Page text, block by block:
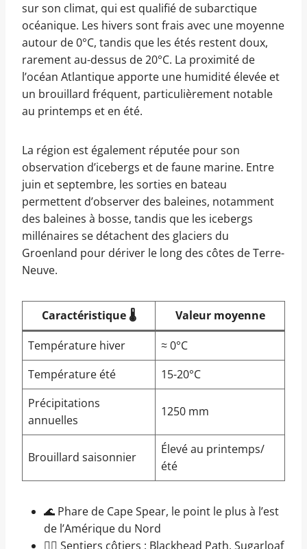
sur son climat, qui est qualifié de subarctique
océanique. Les hivers sont frais avec une moyenne
autour de 0°C, tandis que les étés restent doux,
rarement au-dessus de 20°C. La proximité de
l’océan Atlantique apporte une humidité élevée et
un brouillard fréquent, particulièrement notable
au printemps et en été.
La région est également réputée pour son
observation d’icebergs et de faune marine. Entre
juin et septembre, les sorties en bateau
permettent d’observer des baleines, notamment
des baleines à bosse, tandis que les icebergs
millénaires se détachent des glaciers du
Groenland pour dériver le long des côtes de Terre-
Neuve.
Caractéristique 🌡️
Valeur moyenne
Température hiver
≈ 0°C
Température été
15-20°C
Précipitations
annuelles
1250 mm
Brouillard saisonnier
Élevé au printemps/
été
🌊 Phare de Cape Spear, le point le plus à l’est
de l’Amérique du Nord
🚶‍♂️ Sentiers côtiers : Blackhead Path, Sugarloaf